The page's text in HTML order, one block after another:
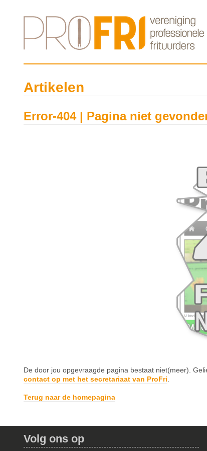
Artikelen
Error-404 | Pagina niet
De door jou opgevraagde pagina bestaat niet(meer).
contact op met het secretariaat van ProFri
Terug naar de homepagina
Volg ons op